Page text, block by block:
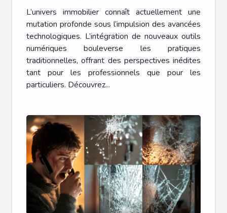
elles le secteur immobilier ?
L’univers immobilier connaît actuellement une
mutation profonde sous l’impulsion des avancées
technologiques. L’intégration de nouveaux outils
numériques bouleverse les pratiques
traditionnelles, offrant des perspectives inédites
tant pour les professionnels que pour les
particuliers. Découvrez...